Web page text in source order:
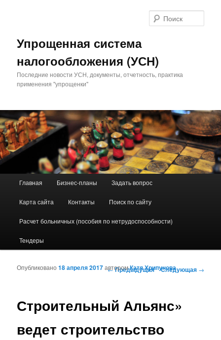
Упрощенная система
налогообложения (УСН)
Последние новости УСН, документы, отчетность, практика
применения "упрощенки"
Перейти к основному содержимому
Перейти к дополнительному содержимому
Главная Бизнес-планы Задать вопрос
Карта сайта Контакты Поиск по сайту
Расчет больничных (пособия по нетрудоспособности)
Тендеры
Навигация по записям
←Предыдущая Следующая →
Строительный Альянс»
ведет строительство
Опубликовано18 апреля 2017авторомКатя Хрипунова